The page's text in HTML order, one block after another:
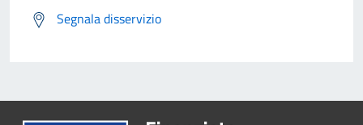
Segnala disservizio